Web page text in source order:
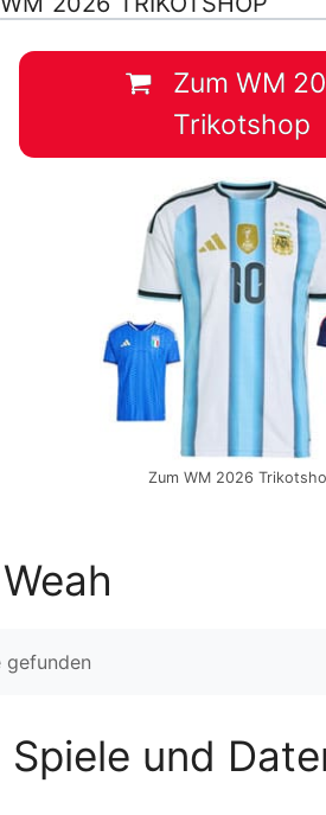
Zum WM
Trikotshop
Zum WM 2026
gefunden
und